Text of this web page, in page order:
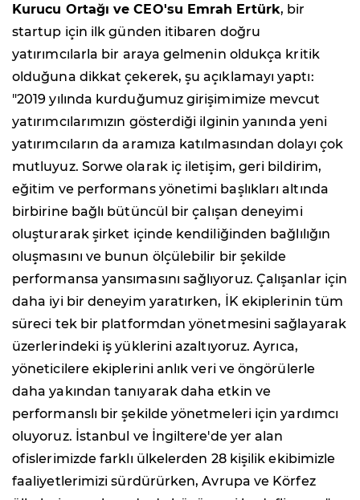
Kurucu Ortağı ve CEO'su Emrah Ertürk, bir
startup için ilk günden itibaren doğru
yatırımcılarla bir araya gelmenin oldukça kritik
olduğuna dikkat çekerek, şu açıklamayı yaptı:
"2019 yılında kurduğumuz girişimimize mevcut
yatırımcılarımızın gösterdiği ilginin yanında yeni
yatırımcıların da aramıza katılmasından dolayı çok
mutluyuz. Sorwe olarak iç iletişim, geri bildirim,
eğitim ve performans yönetimi başlıkları altında
birbirine bağlı bütüncül bir çalışan deneyimi
oluşturarak şirket içinde kendiliğinden bağlılığın
oluşmasını ve bunun ölçülebilir bir şekilde
performansa yansımasını sağlıyoruz. Çalışanlar için
daha iyi bir deneyim yaratırken, İK ekiplerinin tüm
süreci tek bir platformdan yönetmesini sağlayarak
üzerlerindeki iş yüklerini azaltıyoruz. Ayrıca,
yöneticilere ekiplerini anlık veri ve öngörülerle
daha yakından tanıyarak daha etkin ve
performanslı bir şekilde yönetmeleri için yardımcı
oluyoruz. İstanbul ve İngiltere'de yer alan
ofislerimizde farklı ülkelerden 28 kişilik ekibimizle
faaliyetlerimizi sürdürürken, Avrupa ve Körfez